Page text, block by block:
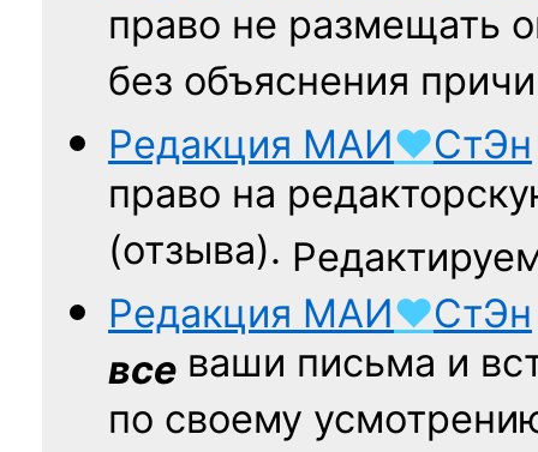
право не размещать
без объяснения
Редакция МАИ♥СтЭн
право на
(отзыва).
Редакция МАИ♥СтЭн
все ваши письма и
по своему